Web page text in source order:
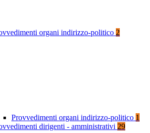
organi indirizzo-politico 2
Provvedimenti organi indirizzo-politico 1
dirigenti - amministrativi 29